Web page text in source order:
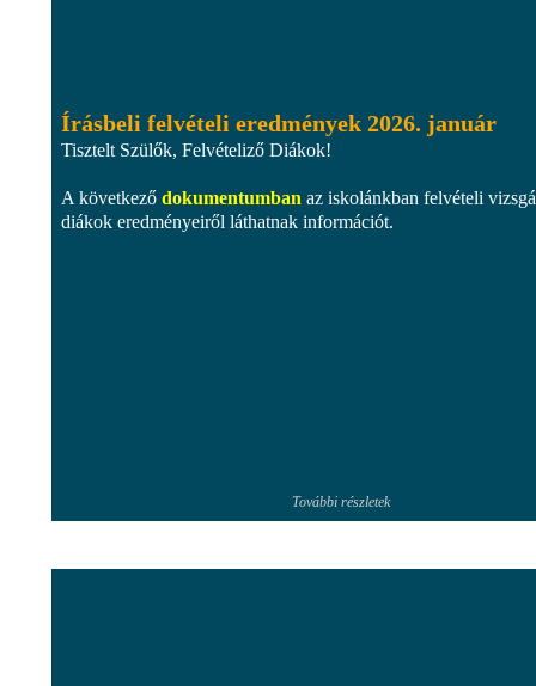
Írásbeli felvételi eredmények 2026. január
Tisztelt Szülők, Felvételiző Diákok!
A következő dokumentumban az iskolánkban felvételi
diákok eredményeiről láthatnak információt.
További részletek